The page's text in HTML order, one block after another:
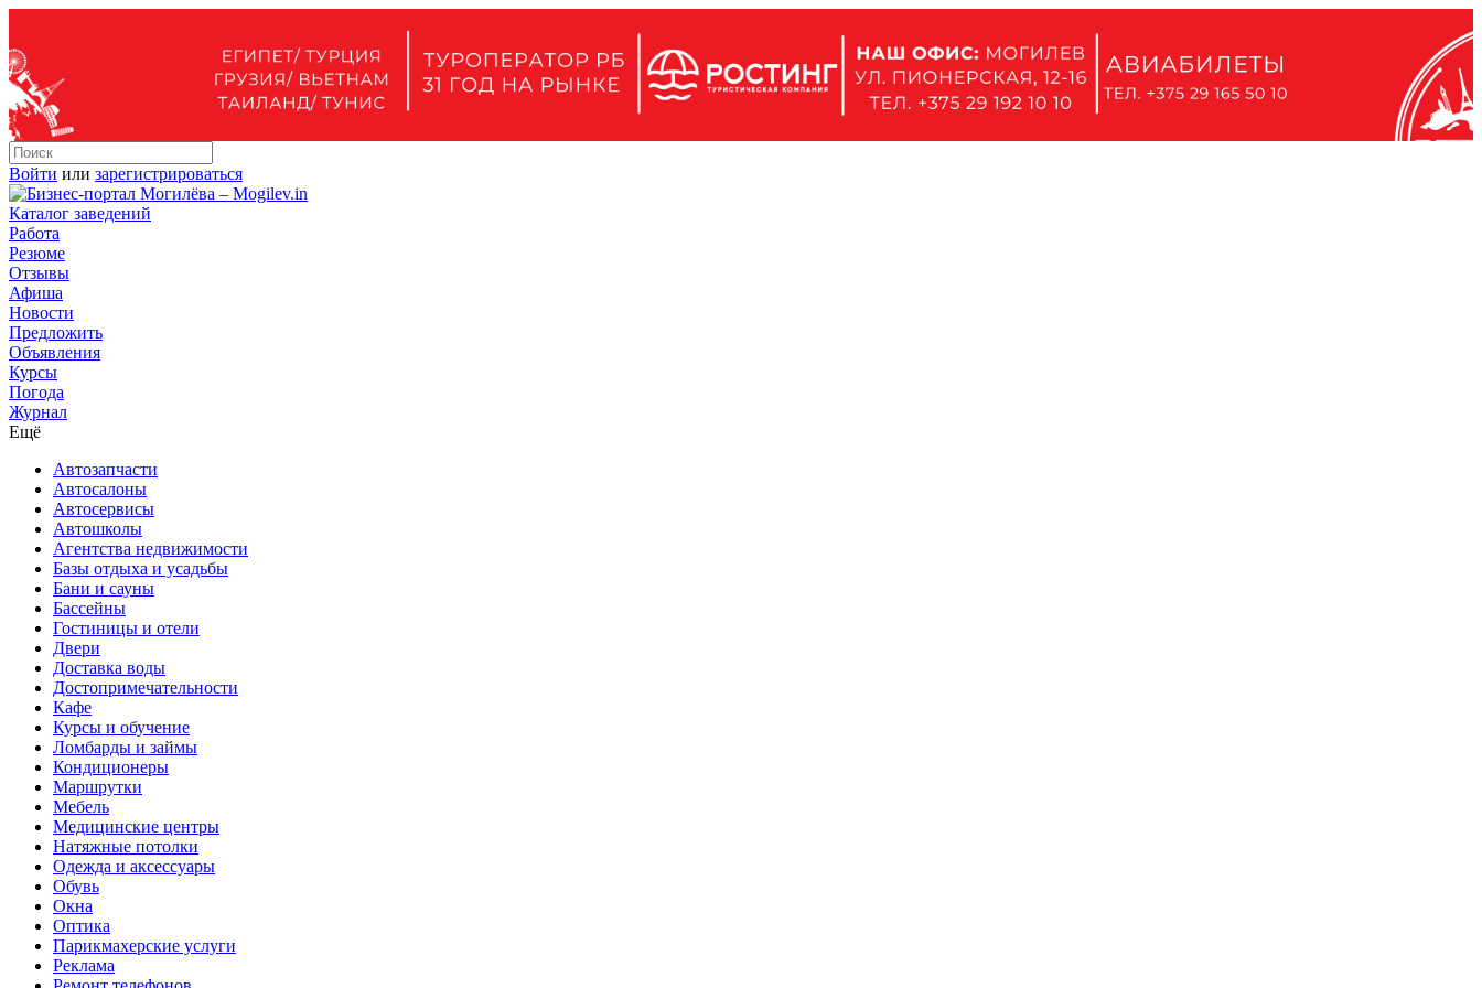
Войти или зарегистрироваться
Каталог заведений
Работа
Резюме
Отзывы
Афиша
Новости
Предложить
Объявления
Курсы
Погода
Журнал
Ещё
Автозапчасти
Автосалоны
Автосервисы
Автошколы
Агентства недвижимости
Базы отдыха и усадьбы
Бани и сауны
Бассейны
Гостиницы и отели
Двери
Доставка воды
Достопримечательности
Кафе
Курсы и обучение
Ломбарды и займы
Кондиционеры
Маршрутки
Мебель
Медицинские центры
Натяжные потолки
Одежда и аксессуары
Обувь
Окна
Оптика
Парикмахерские услуги
Реклама